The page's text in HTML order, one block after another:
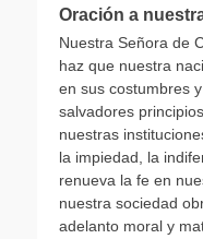
Oración a
Nuestra Señora de
haz que nuestra
en sus costumbres
salvadores
nuestras
la impiedad, la
renueva la fe en
nuestra sociedad
adelanto moral y